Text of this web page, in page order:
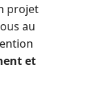
projet
au
et